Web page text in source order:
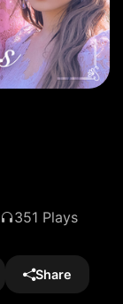
351 Plays
Share